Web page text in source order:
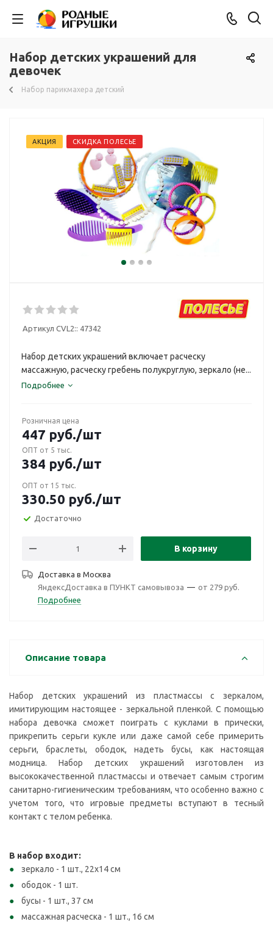
Набор детских украшений для
девочек
Набор парикмахера детский
АКЦИЯ СКИДКА ПОЛЕСЬЕ
Артикул CVL2:: 47342
Набор детских украшений включает расческу
массажную, расческу гребень полукруглую, зеркало (не...
Подробнее
Розничная цена
447 руб./шт
ОПТ от 5 тыс.
384 руб./шт
ОПТ от 15 тыс.
330.50 руб./шт
Достаточно
В корзину
Доставка в Москва
ЯндексДоставка в ПУНКТ самовывоза — от 279 руб.
Подробнее
Описание товара
Набор детских украшений из пластмассы с зеркалом,
имитирующим настоящее - зеркальной пленкой. С помощью
набора девочка сможет поиграть с куклами в прически,
прикрепить серьги кукле или даже самой себе примерить
серьги, браслеты, ободок, надеть бусы, как настоящая
модница. Набор детских украшений изготовлен из
высококачественной пластмассы и отвечает самым строгим
санитарно-гигиеническим требованиям, что особенно важно с
учетом того, что игровые предметы вступают в тесный
контакт с телом ребенка.
В набор входит:
зеркало - 1 шт., 22x14 см
ободок - 1 шт.
бусы - 1 шт., 37 см
массажная расческа - 1 шт., 16 см